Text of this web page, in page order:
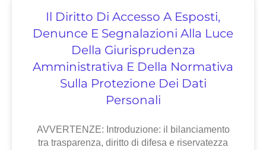
Il Diritto Di Accesso A Esposti,
Denunce E Segnalazioni Alla Luce
Della Giurisprudenza
Amministrativa E Della Normativa
Sulla Protezione Dei Dati
Personali
AVVERTENZE: Introduzione: il bilanciamento
tra trasparenza, diritto di difesa e riservatezza